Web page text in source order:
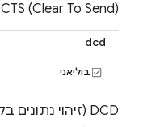
CTS (Clear To Send).
dcd
בוליאני